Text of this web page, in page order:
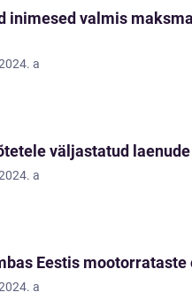
inimesed valmis
a
väljastatud laenude
a
Eestis
a